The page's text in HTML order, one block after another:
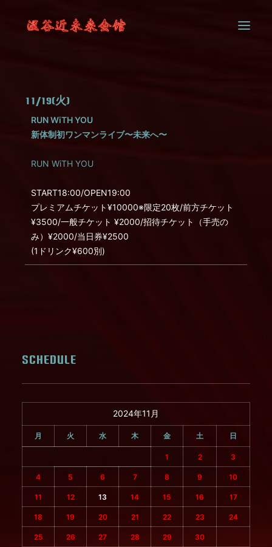
CONTACT11/19(火)
RUN WiTH YOU
新体制初ワンマンライブ〜未来へ〜
RUN WiTH YOU
START18:00/OPEN19:00
プレミアムチケット¥10000※限定20枚/前方チケット
¥3500/一般チケット ¥2000/招待チケット（手売の
み）¥2000/当日券¥2500
(1ドリンク¥600別)
SCHEDULE
2024年11月
月 火 水 木 金 土 日
1 2 3
4 5 6 7 8 9 10
11 12 13 14 15 16 17
18 19 20 21 22 23 24
25 26 27 28 29 30